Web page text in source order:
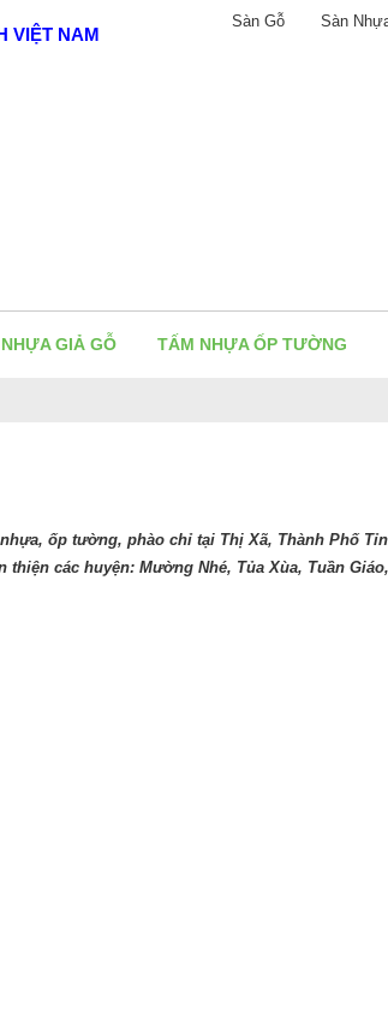
Sàn Gỗ Sàn
VIỆT NAM
GIẢ GỖ TẤM NHỰA ỐP TƯỜNG
ốp tường, phào chỉ tại Thị Xã, Thành Phố
thiện các huyện: Mường Nhé, Tủa Xùa, Tuần